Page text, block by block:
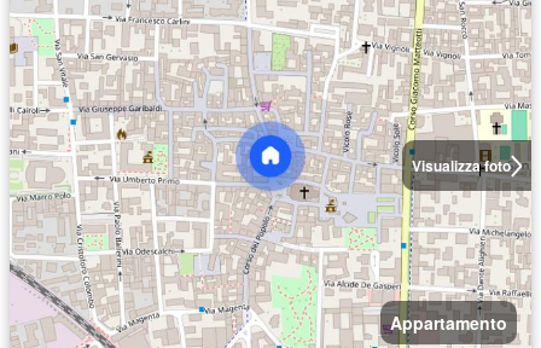
Visualizza foto
Appartamento